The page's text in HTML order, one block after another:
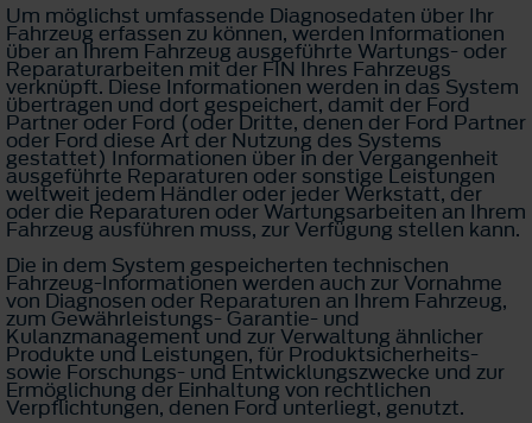
Um möglichst umfassende Diagnosedaten über Ihr
Fahrzeug erfassen zu können, werden Informationen
über an Ihrem Fahrzeug ausgeführte Wartungs- oder
Reparaturarbeiten mit der FIN Ihres Fahrzeugs
verknüpft. Diese Informationen werden in das System
übertragen und dort gespeichert, damit der Ford
Partner oder Ford (oder Dritte, denen der Ford Partner
oder Ford diese Art der Nutzung des Systems
gestattet) Informationen über in der Vergangenheit
ausgeführte Reparaturen oder sonstige Leistungen
weltweit jedem Händler oder jeder Werkstatt, der
oder die Reparaturen oder Wartungsarbeiten an Ihrem
Fahrzeug ausführen muss, zur Verfügung stellen kann.
Die in dem System gespeicherten technischen
Fahrzeug-Informationen werden auch zur Vornahme
von Diagnosen oder Reparaturen an Ihrem Fahrzeug,
zum Gewährleistungs- Garantie- und
Kulanzmanagement und zur Verwaltung ähnlicher
Produkte und Leistungen, für Produktsicherheits-
sowie Forschungs- und Entwicklungszwecke und zur
Ermöglichung der Einhaltung von rechtlichen
Verpflichtungen, denen Ford unterliegt, genutzt.